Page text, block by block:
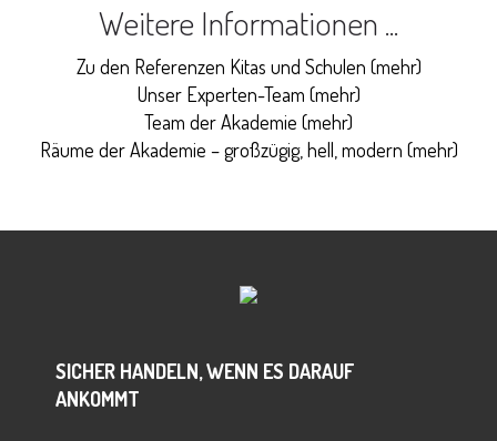
Weitere Informationen ...
Zu den Referenzen Kitas und Schulen (mehr)
Unser Experten-Team (mehr)
Team der Akademie (mehr)
Räume der Akademie – großzügig, hell, modern (mehr)
SICHER HANDELN, WENN ES DARAUF
ANKOMMT